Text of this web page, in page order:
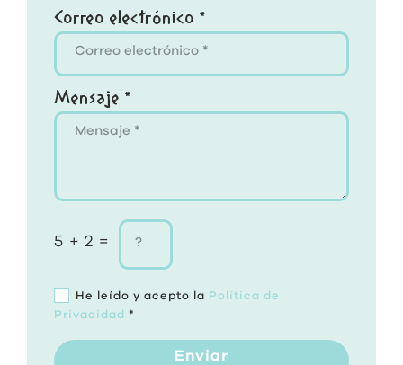
Correo electrónico *
Mensaje *
5 + 2 =
He leído y acepto la Política de
Privacidad *
Enviar